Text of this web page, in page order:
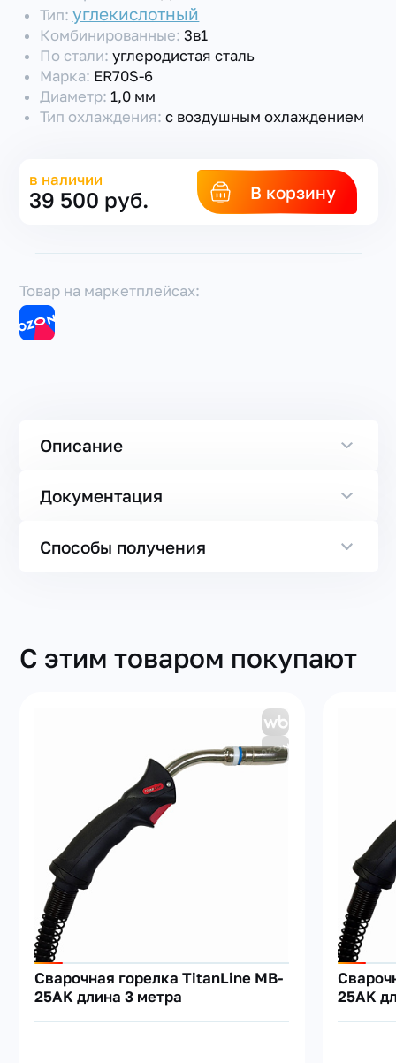
Тип:углекислотный
Комбинированные:3в1
По стали:углеродистая сталь
Марка: ER70S-6
Диаметр: 1,0 мм
Тип охлаждения:с воздушным охлаждением
Товар на маркетплейсах:
в наличии
39 500 руб. В корзину
Описание
Документация
Способы получения
С этим товаром покупают
Сварочная горелка TitanLine MB-
25AK длина 3 метра
25AK